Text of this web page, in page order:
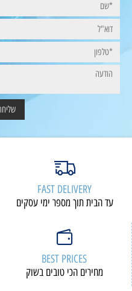
FAST DELIVERY
עד הבית תוך מספר ימי עסקים
BEST PRICES
מחירים הכי טובים בשוק